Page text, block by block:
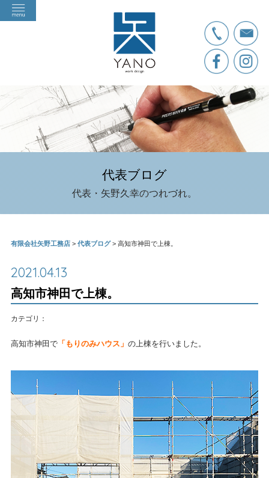
代表ブログ
代表・矢野久幸のつれづれ。
有限会社矢野工務店> 代表ブログ> 高知市神田で上棟。
2021.04.13
高知市神田で上棟。
カテゴリ：
高知市神田で「もりのみハウス」 の上棟を行いました。